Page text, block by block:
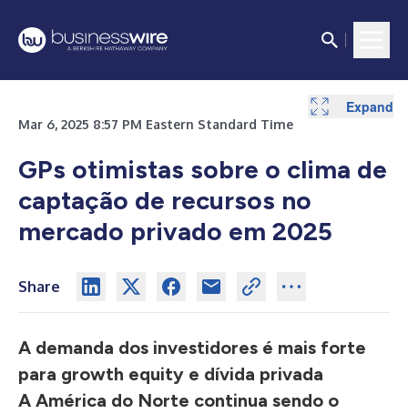
Mar 6, 2025 8:57 PM Eastern Standard Time
GPs otimistas sobre o clima de
captação de recursos no
mercado privado em 2025
Share
A demanda dos investidores é mais forte
para growth equity e dívida privada
A América do Norte continua sendo o
Expand